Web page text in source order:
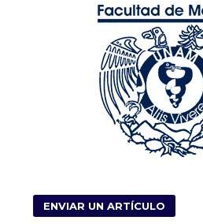
ENVIAR UN ARTÍCULO